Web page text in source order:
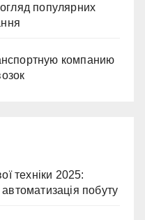
популярних
компанию
техніки 2025:
побуту